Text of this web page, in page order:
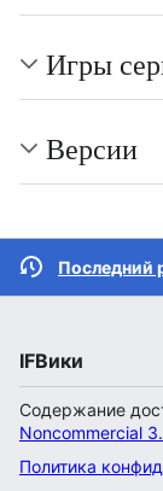
Игры
Версии
Последний
IFВики
Содержание
Noncommercial
Политика